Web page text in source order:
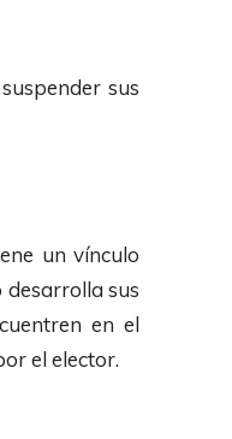
sus
un vínculo
sus
en el
el elector.